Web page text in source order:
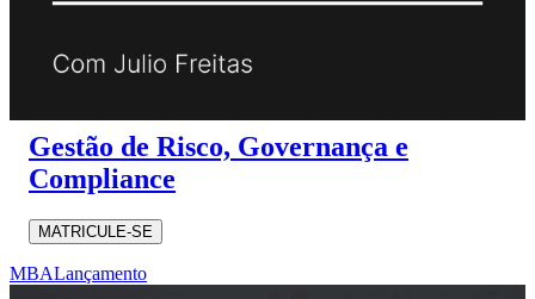
Gestão de Risco, Governança e
Compliance
MATRICULE-SE
MBALançamento